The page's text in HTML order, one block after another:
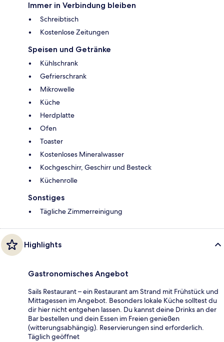
Immer in Verbindung bleiben
Schreibtisch
Kostenlose Zeitungen
Speisen und Getränke
Kühlschrank
Gefrierschrank
Mikrowelle
Küche
Herdplatte
Ofen
Toaster
Kostenloses Mineralwasser
Kochgeschirr, Geschirr und Besteck
Küchenrolle
Sonstiges
Tägliche Zimmerreinigung
Highlights
Gastronomisches Angebot
Sails Restaurant – ein Restaurant am Strand mit Frühstück und
Mittagessen im Angebot. Besonders lokale Küche solltest du
dir hier nicht entgehen lassen. Du kannst deine Drinks an der
Bar bestellen und dein Essen im Freien genießen
(witterungsabhängig). Reservierungen sind erforderlich.
Täglich geöffnet